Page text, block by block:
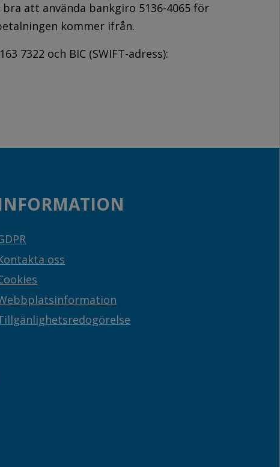
att använda bankgiro 5136-4065 för
kommer ifrån.
7322 och BIC (SWIFT-adress):
oss